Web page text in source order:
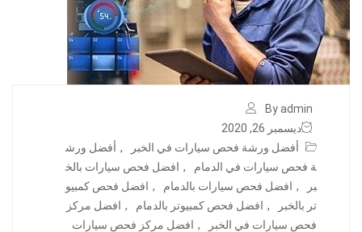
By admin
ديسمبر 26, 2020
أفضل ورشة فحص سيارات في الخبر
, أفضل ورش
ة فحص سيارات في الدمام
, افضل فحص سيارات بالخ
بر
, افضل فحص سيارات بالدمام , افضل فحص كمبيو
تر بالخبر
, افضل فحص كمبيوتر بالدمام , افضل مركز
فحص سيارات في الخبر
, افضل مركز فحص سيارات